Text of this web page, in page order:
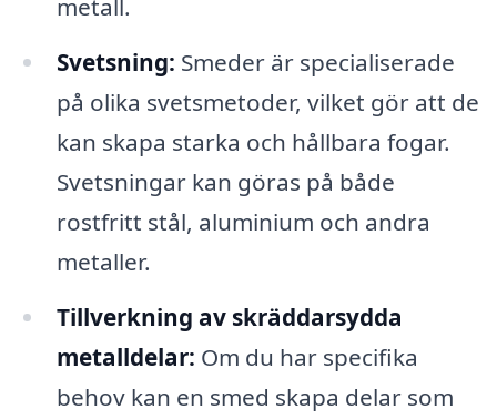
metall.
Svetsning: Smeder är specialiserade
på olika svetsmetoder, vilket gör att de
kan skapa starka och hållbara fogar.
Svetsningar kan göras på både
rostfritt stål, aluminium och andra
metaller.
Tillverkning av skräddarsydda
metalldelar: Om du har specifika
behov kan en smed skapa delar som